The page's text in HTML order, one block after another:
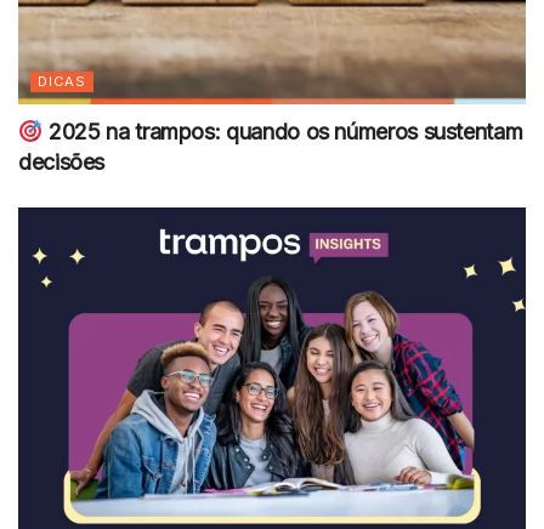
DICAS
2025 na trampos: quando os números sustentam
decisões